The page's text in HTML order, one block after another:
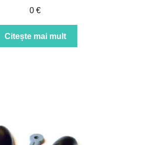
0 €
Citește mai mult